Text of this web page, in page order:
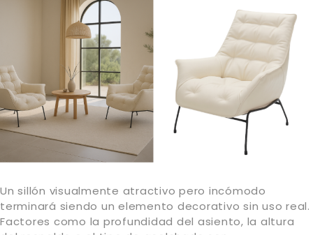
Un sillón visualmente atractivo pero incómodo
terminará siendo un elemento decorativo sin uso real.
Factores como la profundidad del asiento, la altura